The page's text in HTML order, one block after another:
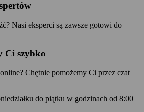
Nasi eksperci są zawsze gotowi do
Ci szybko
Chętnie pomożemy Ci przez czat
do piątku w godzinach od 8:00